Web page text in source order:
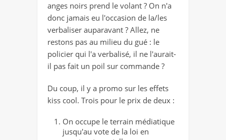
anges noirs prend le volant ? On n'a
donc jamais eu l'occasion de la/les
verbaliser auparavant ? Allez, ne
restons pas au milieu du gué : le
policier qui l'a verbalisé, il ne l'aurait-
il pas fait un poil sur commande ?
Du coup, il y a promo sur les effets
kiss cool. Trois pour le prix de deux :
On occupe le terrain médiatique
jusqu'au vote de la loi en